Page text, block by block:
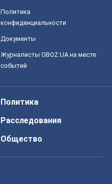
Политика
конфиденциальности
Документы
Журналисты OBOZ.UA на месте
событий
Политика
Расследования
Общество